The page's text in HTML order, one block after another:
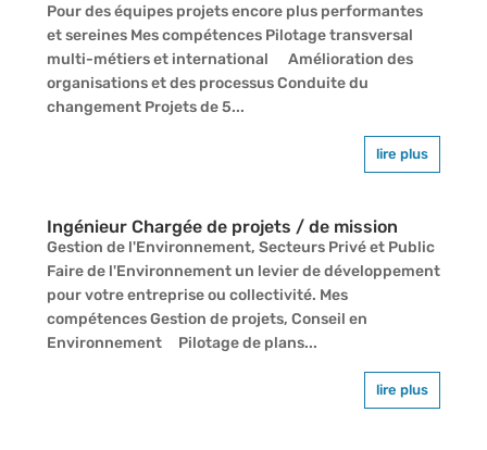
Pour des équipes projets encore plus performantes
et sereines Mes compétences Pilotage transversal
multi-métiers et international Amélioration des
organisations et des processus Conduite du
changement Projets de 5...
lire plus
Ingénieur Chargée de projets / de mission
Gestion de l'Environnement, Secteurs Privé et Public
Faire de l'Environnement un levier de développement
pour votre entreprise ou collectivité. Mes
compétences Gestion de projets, Conseil en
Environnement Pilotage de plans...
lire plus